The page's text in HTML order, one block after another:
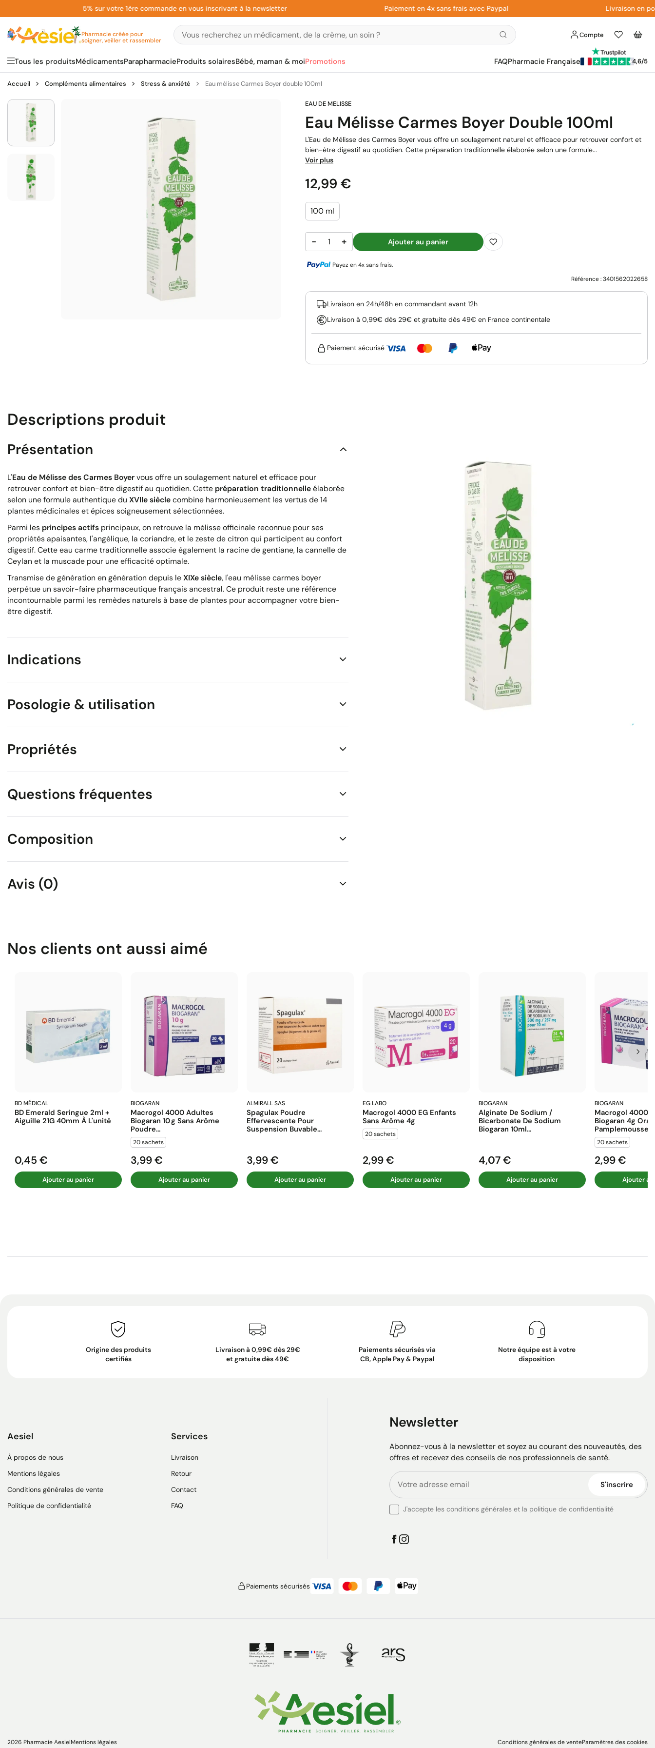
au
contenu
5% sur votre 1ère commande en vous inscrivant à la newsletter Paiement en 4x sans frais avec Paypal Livraison en
Pharmacie créée pour
soigner, veiller et rassembler
Compte
Liste
d'envies
Panier
Tous les produitsMédicamentsParapharmacieProduits solairesBébé, maman & moiPromotions FAQPharmacie Française 4,6/5
Accueil Compléments alimentaires Stress & anxiété Eau mélisse Carmes Boyer double 100ml
Eau Mélisse Carmes Boyer Double 100ml
L'Eau de Mélisse des Carmes Boyer vous offre un soulagement naturel et efficace pour retrouver confort et
bien-être digestif au quotidien. Cette préparation traditionnelle élaborée selon une formule...
Voir plus
Prix
12,99 €
100 ml
− + Ajouter au panier
Payez en 4x sans frais.
Référence :3401562022658
Livraison en 24h/48h en commandant avant 12h
Livraison à 0,99€ dès 29€ et gratuite dès 49€ en France continentale
Paiement sécurisé
Descriptions produit
Présentation
L'Eau de Mélisse des Carmes Boyervous offre un soulagement naturel et efficace pour
retrouver confort et bien-être digestif au quotidien. Cette préparation traditionnelleélaborée
selon une formule authentique du XVIIe sièclecombine harmonieusement les vertus de 14
plantes médicinales et épices soigneusement sélectionnées.
Parmi les principes actifs principaux, on retrouve la mélisse officinale reconnue pour ses
propriétés apaisantes, l'angélique, la coriandre, et le zeste de citron qui participent au confort
digestif. Cette eau carme traditionnelle associe également la racine de gentiane, la cannelle de
Ceylan et la muscade pour une efficacité optimale.
Transmise de génération en génération depuis leXIXe siècle, l'eau mélisse carmes boyer
perpétue un savoir-faire pharmaceutique français ancestral. Ce produit reste une référence
incontournable parmi les remèdes naturels à base de plantes pour accompagner votre bien-
être digestif.
Indications
Posologie & utilisation
Propriétés
Questions fréquentes
Composition
Avis (0)
Nos clients ont aussi aimé
BD MÉDICAL
BD Emerald Seringue 2ml +
Aiguille 21G 40mm À L'unité
Prix
0,45 €
Ajouter au panier
BIOGARAN
Macrogol 4000 Adultes
Biogaran 10 G Sans Arôme
Poudre...
20 sachets
Prix
3,99 €
Ajouter au panier
ALMIRALL SAS
Spagulax Poudre
Effervescente Pour
Suspension Buvable...
Prix
3,99 €
Ajouter au panier
EG LABO
Macrogol 4000 EG Enfants
Sans Arôme 4g
20 sachets
Prix
2,99 €
Ajouter au panier
BIOGARAN
Alginate De Sodium /
Bicarbonate De Sodium
Biogaran 10ml...
Prix
4,07 €
Ajouter au panier
BIOGARAN
Macrogol 4000
Biogaran 4g
Pamplemousse...
20 sachets
Prix
2,99 €
Ajouter au
Origine des produits
certifiés
Livraison à 0,99€ dès 29€
et gratuite dès 49€
Paiements sécurisés via
CB, Apple Pay & Paypal
Notre équipe est à votre
disposition
Aesiel
À propos de nous
Mentions légales
Conditions générales de vente
Politique de confidentialité
Services
Livraison
Retour
Contact
FAQ
Newsletter
Abonnez-vous à la newsletter et soyez au courant des nouveautés, des
offres et recevez des conseils de nos professionnels de santé.
S'inscrire
J'accepte les conditions générales et la politique de confidentialité
Paiements sécurisés
2026 Pharmacie AesielMentions légales Conditions générales de venteParamètres des cookies